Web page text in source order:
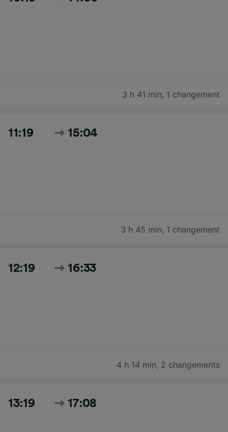
3 h 41 min, 1 changement
11:19 15:04
3 h 45 min, 1 changement
12:19 16:33
4 h 14 min, 2 changements
13:19 17:08